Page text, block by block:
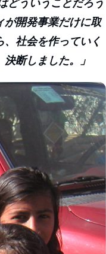
どういうことだろう
が開発事業だけに取
、社会を作っていく
断しました。」